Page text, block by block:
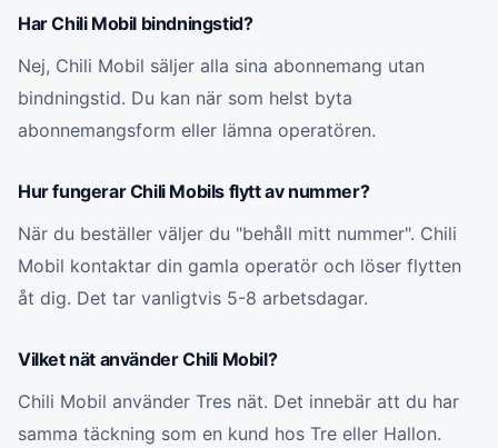
Har Chili Mobil bindningstid?
Nej, Chili Mobil säljer alla sina abonnemang utan
bindningstid. Du kan när som helst byta
abonnemangsform eller lämna operatören.
Hur fungerar Chili Mobils flytt av nummer?
När du beställer väljer du "behåll mitt nummer". Chili
Mobil kontaktar din gamla operatör och löser flytten
åt dig. Det tar vanligtvis 5-8 arbetsdagar.
Vilket nät använder Chili Mobil?
Chili Mobil använder Tres nät. Det innebär att du har
samma täckning som en kund hos Tre eller Hallon.